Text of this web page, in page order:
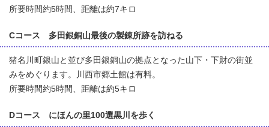
所要時間約5時間、距離は約7キロ
Cコース 多田銀銅山最後の製錬所跡を訪ねる
猪名川町銀山と並び多田銀銅山の拠点となった山下・下財の街並
みをめぐります。川西市郷土館は有料。
所要時間約5時間、距離は約5キロ
Dコース にほんの里100選黒川を歩く